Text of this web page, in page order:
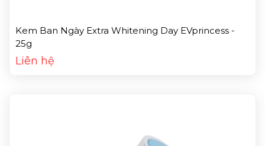
Kem Ban Ngày Extra Whitening Day EVprincess -
25g
Liên hệ